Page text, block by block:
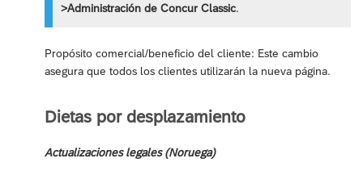
>Administración de Concur Classic.
Propósito comercial/beneficio del cliente: Este cambio
asegura que todos los clientes utilizarán la nueva página.
Dietas por desplazamiento
Actualizaciones legales (Noruega)